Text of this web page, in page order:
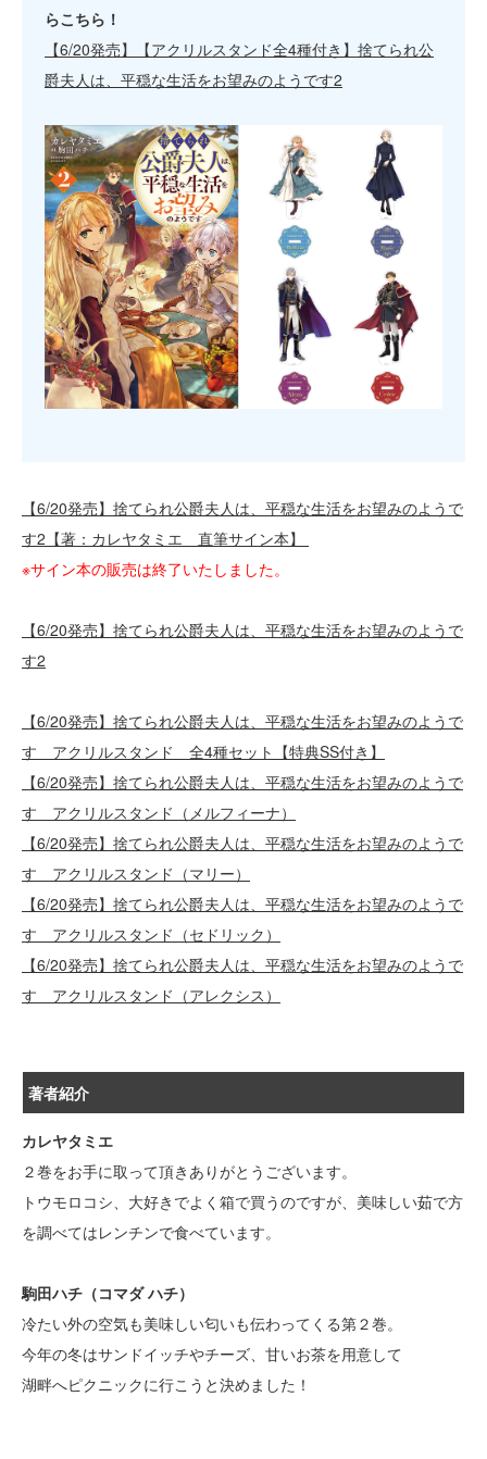
らこちら！
【6/20発売】【アクリルスタンド全4種付き】捨てられ公
爵夫人は、平穏な生活をお望みのようです2
【6/20発売】捨てられ公爵夫人は、平穏な生活をお望みのようで
す2【著：カレヤタミエ 直筆サイン本】
※サイン本の販売は終了いたしました。
【6/20発売】捨てられ公爵夫人は、平穏な生活をお望みのようで
す2
【6/20発売】捨てられ公爵夫人は、平穏な生活をお望みのようで
す アクリルスタンド 全4種セット【特典SS付き】
【6/20発売】捨てられ公爵夫人は、平穏な生活をお望みのようで
す アクリルスタンド（メルフィーナ）
【6/20発売】捨てられ公爵夫人は、平穏な生活をお望みのようで
す アクリルスタンド（マリー）
【6/20発売】捨てられ公爵夫人は、平穏な生活をお望みのようで
す アクリルスタンド（セドリック）
【6/20発売】捨てられ公爵夫人は、平穏な生活をお望みのようで
す アクリルスタンド（アレクシス）
著者紹介
カレヤタミエ
２巻をお手に取って頂きありがとうございます。
トウモロコシ、大好きでよく箱で買うのですが、美味しい茹で方
を調べてはレンチンで食べています。
駒田ハチ（コマダ ハチ）
冷たい外の空気も美味しい匂いも伝わってくる第２巻。
今年の冬はサンドイッチやチーズ、甘いお茶を用意して
湖畔へピクニックに行こうと決めました！